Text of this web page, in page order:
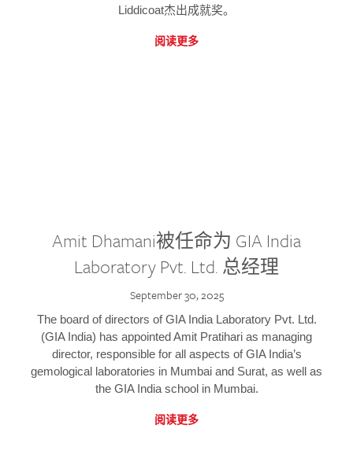
Liddicoat杰出成就奖。
阅读更多
Amit Dhamani被任命为 GIA India
Laboratory Pvt. Ltd. 总经理
September 30, 2025
The board of directors of GIA India Laboratory Pvt. Ltd.
(GIA India) has appointed Amit Pratihari as managing
director, responsible for all aspects of GIA India’s
gemological laboratories in Mumbai and Surat, as well as
the GIA India school in Mumbai.
阅读更多